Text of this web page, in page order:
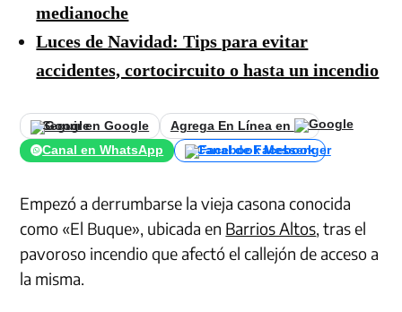
medianoche
Luces de Navidad: Tips para evitar
accidentes, cortocircuito o hasta un incendio
Seguir en Google
Agrega En Línea en
Canal en WhatsApp
Canal de Facebook
Empezó a derrumbarse la vieja casona conocida
como «El Buque», ubicada en Barrios Altos , tras el
pavoroso incendio que afectó el callejón de acceso a
la misma.